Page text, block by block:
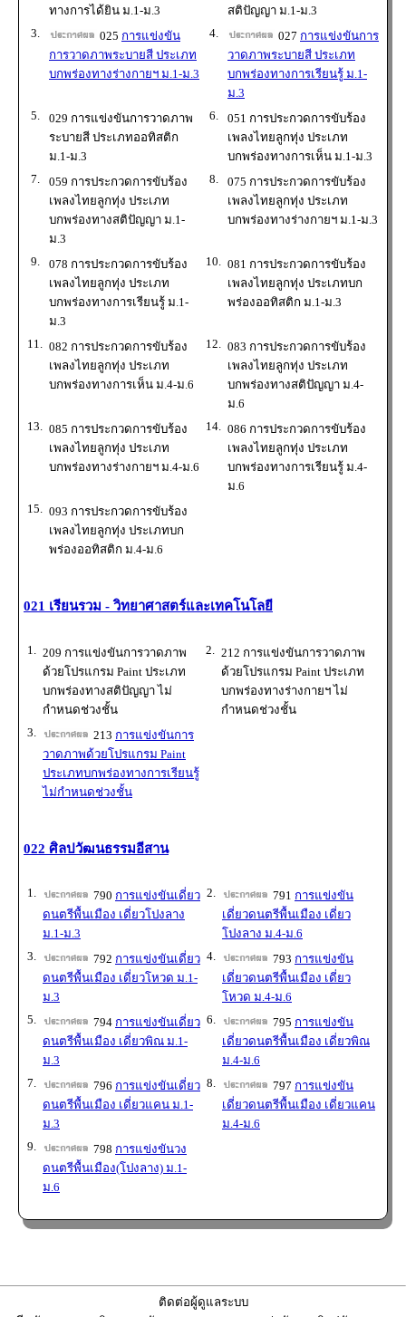
ทางการได้ยิน ม.1-ม.3
สติปัญญา ม.1-ม.3
3.
025 การแข่งขัน
การวาดภาพระบายสี ประเภท
บกพร่องทางร่างกายฯ ม.1-ม.3
4. 027 การแข่งขันการ
วาดภาพระบายสี ประเภท
บกพร่องทางการเรียนรู้ ม.1-
ม.3
5.
029 การแข่งขันการวาดภาพ
ระบายสี ประเภทออทิสติก
ม.1-ม.3
6.
051 การประกวดการขับร้อง
เพลงไทยลูกทุ่ง ประเภท
บกพร่องทางการเห็น ม.1-ม.3
7.
059 การประกวดการขับร้อง
เพลงไทยลูกทุ่ง ประเภท
บกพร่องทางสติปัญญา ม.1-
ม.3
8.
075 การประกวดการขับร้อง
เพลงไทยลูกทุ่ง ประเภท
บกพร่องทางร่างกายฯ ม.1-ม.3
9.
078 การประกวดการขับร้อง
เพลงไทยลูกทุ่ง ประเภท
บกพร่องทางการเรียนรู้ ม.1-
ม.3
10. 081 การประกวดการขับร้อง
เพลงไทยลูกทุ่ง ประเภทบก
พร่องออทิสติก ม.1-ม.3
11. 082 การประกวดการขับร้อง
เพลงไทยลูกทุ่ง ประเภท
บกพร่องทางการเห็น ม.4-ม.6
12. 083 การประกวดการขับร้อง
เพลงไทยลูกทุ่ง ประเภท
บกพร่องทางสติปัญญา ม.4-
ม.6
13. 085 การประกวดการขับร้อง
เพลงไทยลูกทุ่ง ประเภท
บกพร่องทางร่างกายฯ ม.4-ม.6
14. 086 การประกวดการขับร้อง
เพลงไทยลูกทุ่ง ประเภท
บกพร่องทางการเรียนรู้ ม.4-
ม.6
15. 093 การประกวดการขับร้อง
เพลงไทยลูกทุ่ง ประเภทบก
พร่องออทิสติก ม.4-ม.6
021 เรียนรวม - วิทยาศาสตร์และเทคโนโลยี
1.
209 การแข่งขันการวาดภาพ
ด้วยโปรแกรม Paint ประเภท
บกพร่องทางสติปัญญา ไม่
กำหนดช่วงชั้น
2.
212 การแข่งขันการวาดภาพ
ด้วยโปรแกรม Paint ประเภท
บกพร่องทางร่างกายฯ ไม่
กำหนดช่วงชั้น
3.
213 การแข่งขันการ
วาดภาพด้วยโปรแกรม Paint
ประเภทบกพร่องทางการเรียนรู้
ไม่กำหนดช่วงชั้น
022 ศิลปวัฒนธรรมอีสาน
1. 790 การแข่งขันเดี่ยว
ดนตรีพื้นเมือง เดี่ยวโปงลาง
ม.1-ม.3
2. 791 การแข่งขัน
เดี่ยวดนตรีพื้นเมือง เดี่ยว
โปงลาง ม.4-ม.6
3.
792 การแข่งขันเดี่ยว
ดนตรีพื้นเมือง เดี่ยวโหวด ม.1-
ม.3
4. 793 การแข่งขัน
เดี่ยวดนตรีพื้นเมือง เดี่ยว
โหวด ม.4-ม.6
5.
794 การแข่งขันเดี่ยว
ดนตรีพื้นเมือง เดี่ยวพิณ ม.1-
ม.3
6. 795 การแข่งขัน
เดี่ยวดนตรีพื้นเมือง เดี่ยวพิณ
ม.4-ม.6
7.
796 การแข่งขันเดี่ยว
ดนตรีพื้นเมือง เดี่ยวแคน ม.1-
ม.3
8. 797 การแข่งขัน
เดี่ยวดนตรีพื้นเมือง เดี่ยวแคน
ม.4-ม.6
9.
798 การแข่งขันวง
ดนตรีพื้นเมือง(โปงลาง) ม.1-
ม.6
ติดต่อผู้ดูแลระบบ